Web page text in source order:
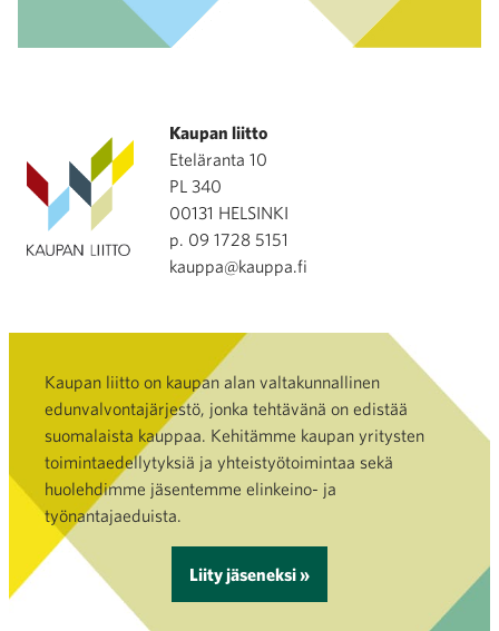
Kaupan liitto
Eteläranta 10
PL 340
00131 HELSINKI
p. 09 1728 5151
kauppa@kauppa.fi
Kaupan liitto on kaupan alan valtakunnallinen
edunvalvontajärjestö, jonka tehtävänä on edistää
suomalaista kauppaa. Kehitämme kaupan yritysten
toimintaedellytyksiä ja yhteistyötoimintaa sekä
huolehdimme jäsentemme elinkeino- ja
työnantajaeduista.
Liity jäseneksi »